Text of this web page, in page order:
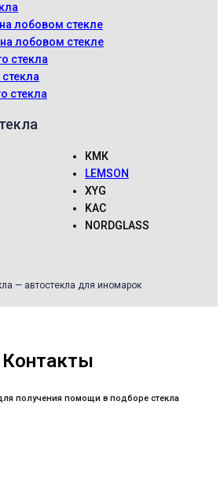
лобовом стекле
лобовом стекле
стекла
стекла
КМК
LEMSON
XYG
KAC
NORDGLASS
— автостекла для иномарок
Контакты
получения помощи в подборе стекла